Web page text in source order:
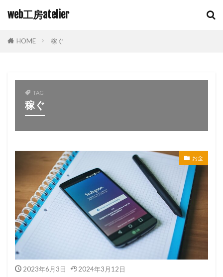
web工房atelier
HOME 稼ぐ
TAG
稼ぐ
お金
2023年6月3日 2024年3月12日